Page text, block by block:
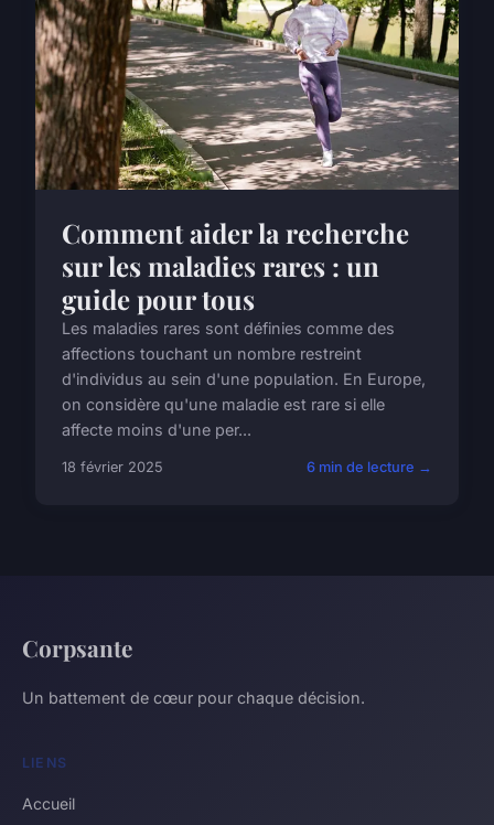
Comment aider la recherche
sur les maladies rares : un
guide pour tous
Les maladies rares sont définies comme des
affections touchant un nombre restreint
d'individus au sein d'une population. En Europe,
on considère qu'une maladie est rare si elle
affecte moins d'une per...
18 février 2025 6 min de lecture →
Corpsante
Un battement de cœur pour chaque décision.
LIENS
Accueil